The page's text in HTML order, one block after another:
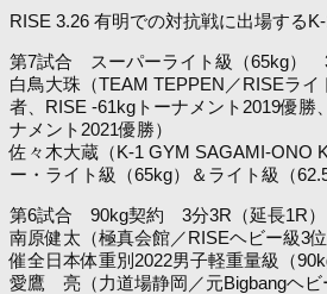
RISE 3.26 有明での対抗戦に出場する
第7試合 スーパーライト級（65kg） 3
白鳥大珠（TEAM TEPPEN／RISEライ
者、RISE -61kgトーナメント2019優勝
ナメント2021優勝）
佐々木大蔵（K-1 GYM SAGAMI-ONO
ー・ライト級（65kg）＆ライト級（
第6試合 90kg契約 3分3R（延長1R）
南原健太（極真会館／RISEヘビー級3
催全日本体重別2022男子軽重量級（
愛鷹 亮（力道場静岡／元Bigbangヘビ